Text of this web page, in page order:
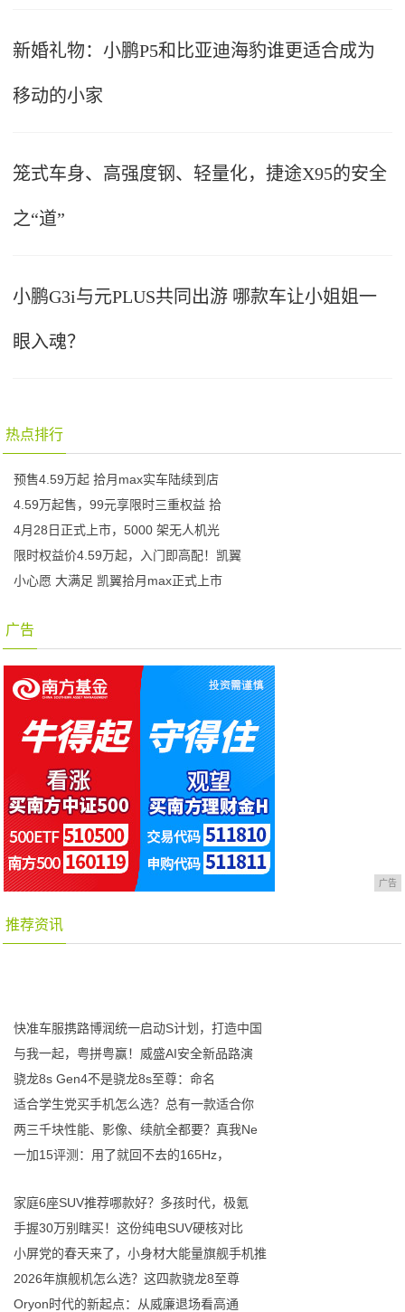
新婚礼物：小鹏P5和比亚迪海豹谁更适合成为
移动的小家
笼式车身、高强度钢、轻量化，捷途X95的安全
之“道”
小鹏G3i与元PLUS共同出游 哪款车让小姐姐一
眼入魂？
热点排行
预售4.59万起 拾月max实车陆续到店
4.59万起售，99元享限时三重权益 拾
4月28日正式上市，5000 架无人机光
限时权益价4.59万起，入门即高配！凯翼
小心愿 大满足 凯翼拾月max正式上市
广告
广告
推荐资讯
快准车服携路博润统一启动S计划，打造中国
与我一起，粤拼粤赢！威盛AI安全新品路演
骁龙8s Gen4不是骁龙8s至尊：命名
适合学生党买手机怎么选？总有一款适合你
两三千块性能、影像、续航全都要？真我Ne
一加15评测：用了就回不去的165Hz，
家庭6座SUV推荐哪款好？多孩时代，极氪
手握30万别瞎买！这份纯电SUV硬核对比
小屏党的春天来了，小身材大能量旗舰手机推
2026年旗舰机怎么选？这四款骁龙8至尊
Oryon时代的新起点：从威廉退场看高通